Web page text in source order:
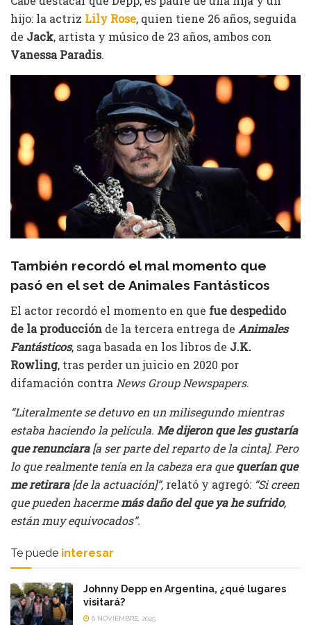
hijo: la actriz Lily Rose, quien tiene 26 años, seguida
de Jack, artista y músico de 23 años, ambos con
Vanessa Paradis.
También recordó el mal momento que
pasó en el set de Animales Fantásticos
El actor recordó el momento en que fue despedido
de la producción de la tercera entrega de Animales
Fantásticos, saga basada en los libros de J.K.
Rowling, tras perder un juicio en 2020 por
difamación contra News Group Newspapers.
“Literalmente se detuvo en un milisegundo mientras
estaba haciendo la película. Me dijeron que les gustaría
que renunciara[a ser parte del reparto de la cinta]. Pero
lo que realmente tenía en la cabeza era quequerían que
me retirara[de la actuación]”, relató y agregó: “Si creen
que pueden hacermemás daño del que ya he sufrido,
están muy equivocados”.
Te puede interesar
Johnny Depp en Argentina, ¿qué lugares
visitará?
6 NOVIEMBRE, 2025